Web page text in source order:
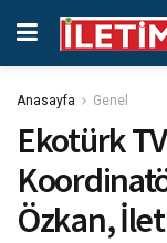
Anasayfa Genel
Ekotürk
Özkan,